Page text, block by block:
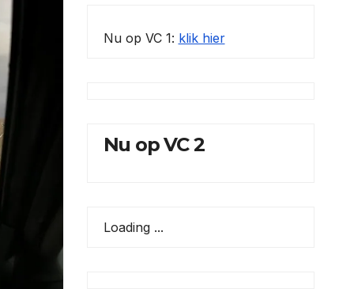
Nu op VC 1: klik hier
Nu op VC 2
Loading ...